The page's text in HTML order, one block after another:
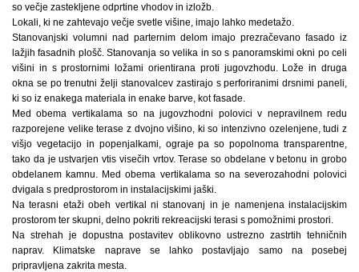
so večje zastekljene odprtine vhodov in izložb.
Lokali, ki ne zahtevajo večje svetle višine, imajo lahko medetažo.
Stanovanjski volumni nad parternim delom imajo prezračevano fasado iz
lažjih fasadnih plošč. Stanovanja so velika in so s panoramskimi okni po celi
višini in s prostornimi ložami orientirana proti jugovzhodu. Lože in druga
okna se po trenutni želji stanovalcev zastirajo s perforiranimi drsnimi paneli,
ki so iz enakega materiala in enake barve, kot fasade.
Med obema vertikalama so na jugovzhodni polovici v nepravilnem redu
razporejene velike terase z dvojno višino, ki so intenzivno ozelenjene, tudi z
višjo vegetacijo in popenjalkami, ograje pa so popolnoma transparentne,
tako da je ustvarjen vtis visečih vrtov. Terase so obdelane v betonu in grobo
obdelanem kamnu. Med obema vertikalama so na severozahodni polovici
dvigala s predprostorom in instalacijskimi jaški.
Na terasni etaži obeh vertikal ni stanovanj in je namenjena instalacijskim
prostorom ter skupni, delno pokriti rekreacijski terasi s pomožnimi prostori.
Na strehah je dopustna postavitev oblikovno ustrezno zastrtih tehničnih
naprav. Klimatske naprave se lahko postavljajo samo na posebej
pripravljena zakrita mesta.